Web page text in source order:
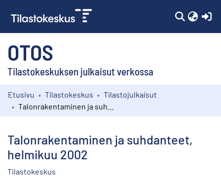
OTOS
Tilastokeskuksen julkaisut verkossa
Kokoelmat
Etusivu Tilastokeskus
Tilastojulkaisut
Talonrakentaminen ja suhdanteet,
helmikuu 2002
Tilastokeskus